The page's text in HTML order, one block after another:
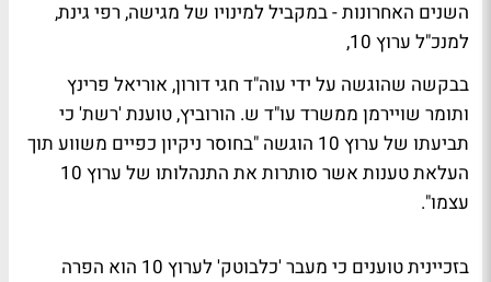
השנים האחרונות - במקביל למינויו של מגישה, רפי גינת,
למנכ"ל ערוץ 10,
בבקשה שהוגשה על ידי עוה"ד חגי דורון, אוריאל פרינץ
ותומר שויירמן ממשרד עו"ד ש. הורוביץ, טוענת 'רשת' כי
תביעתו של ערוץ 10 הוגשה "בחוסר ניקיון כפיים משווע תוך
העלאת טענות אשר סותרות את התנהלותו של ערוץ 10
עצמו".
בזכיינית טוענים כי מעבר 'כלבוטק' לערוץ 10 הוא הפרה